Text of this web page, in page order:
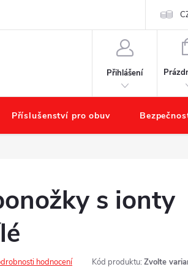
Obchodní
Přihlášení
Příslušenství pro obuv
s ionty
hodnocení Kód produktu: Zvolte